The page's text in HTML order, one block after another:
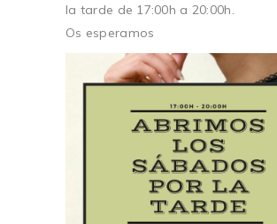
la tarde de 17:00h a 20:00h.
Os esperamos